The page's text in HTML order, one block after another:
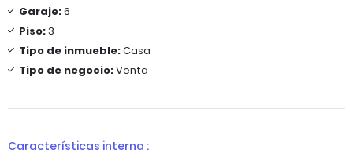
Garaje:6
Piso:3
Tipo de inmueble:Casa
Tipo de negocio:Venta
Características interna :